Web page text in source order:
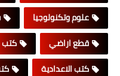
علوم وتكنولوجيا
قطع اراضي
كتب
كتب الاعدادية